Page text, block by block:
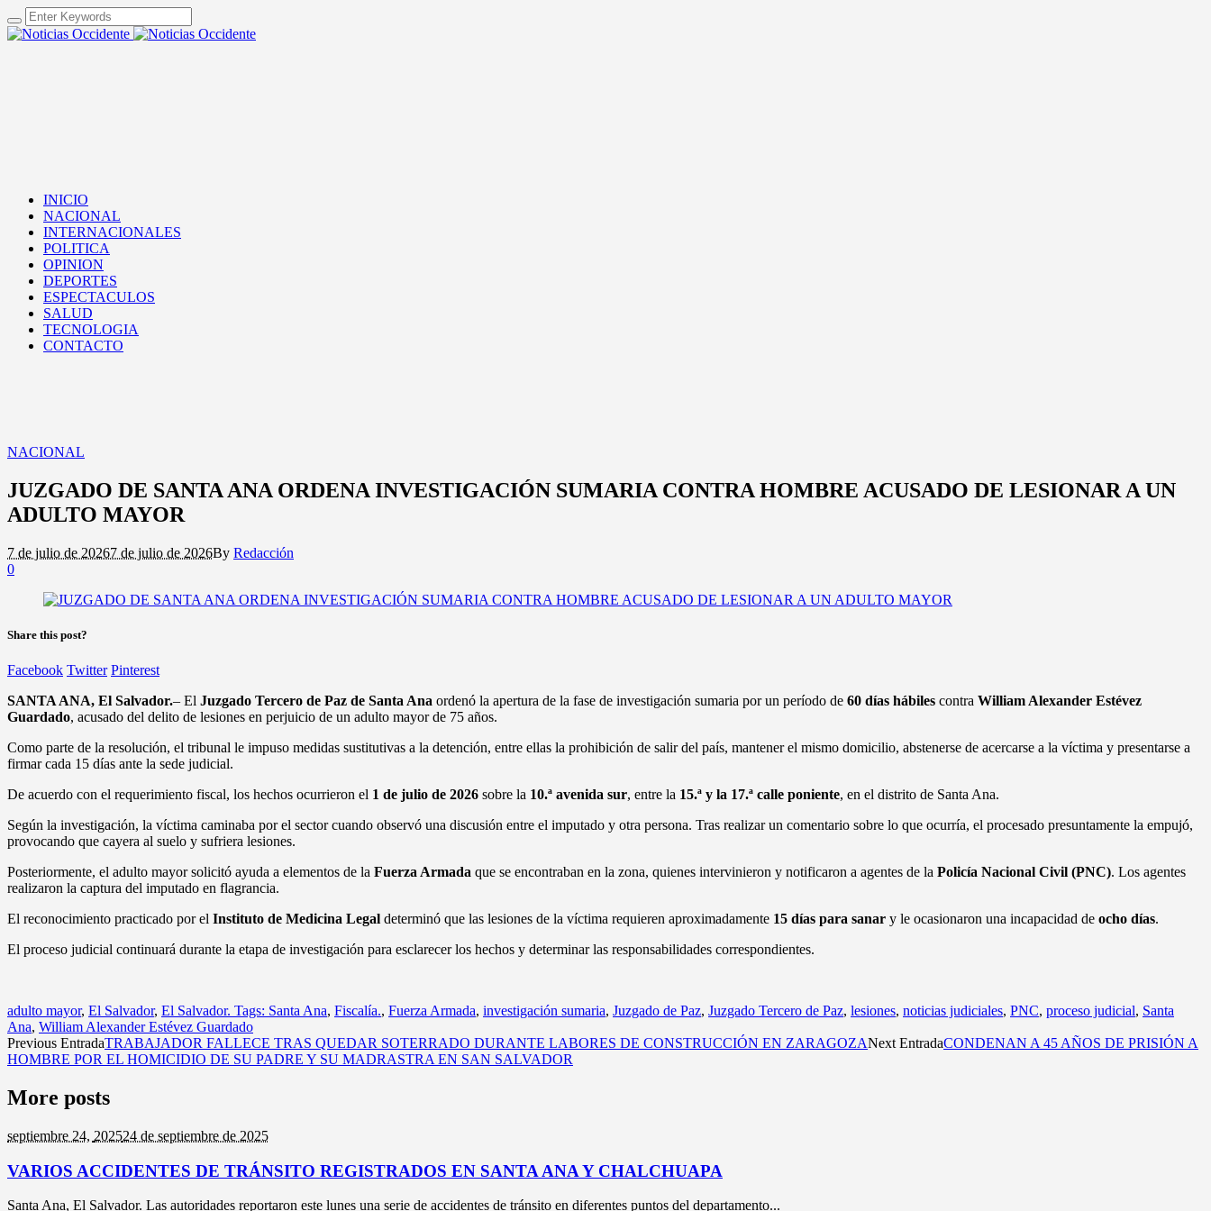
INICIO
NACIONAL
INTERNACIONALES
POLITICA
OPINION
DEPORTES
ESPECTACULOS
SALUD
TECNOLOGIA
CONTACTO
NACIONAL
JUZGADO DE SANTA ANA ORDENA INVESTIGACIÓN SUMARIA CONTRA HOMBRE ACUSADO DE LESIONAR A UN
ADULTO MAYOR
7 de julio de 20267 de julio de 2026By Redacción
0
Share this post?
Facebook Twitter Pinterest
SANTA ANA, El Salvador.– El Juzgado Tercero de Paz de Santa Ana ordenó la apertura de la fase de investigación sumaria por un período de 60 días hábiles contra William Alexander Estévez
Guardado, acusado del delito de lesiones en perjuicio de un adulto mayor de 75 años.
Como parte de la resolución, el tribunal le impuso medidas sustitutivas a la detención, entre ellas la prohibición de salir del país, mantener el mismo domicilio, abstenerse de acercarse a la víctima y presentarse a
firmar cada 15 días ante la sede judicial.
De acuerdo con el requerimiento fiscal, los hechos ocurrieron el 1 de julio de 2026 sobre la 10.ª avenida sur, entre la 15.ª y la 17.ª calle poniente, en el distrito de Santa Ana.
Según la investigación, la víctima caminaba por el sector cuando observó una discusión entre el imputado y otra persona. Tras realizar un comentario sobre lo que ocurría, el procesado presuntamente la empujó,
provocando que cayera al suelo y sufriera lesiones.
Posteriormente, el adulto mayor solicitó ayuda a elementos de la Fuerza Armada que se encontraban en la zona, quienes intervinieron y notificaron a agentes de la Policía Nacional Civil (PNC). Los agentes
realizaron la captura del imputado en flagrancia.
El reconocimiento practicado por el Instituto de Medicina Legal determinó que las lesiones de la víctima requieren aproximadamente 15 días para sanar y le ocasionaron una incapacidad de ocho días.
El proceso judicial continuará durante la etapa de investigación para esclarecer los hechos y determinar las responsabilidades correspondientes.
adulto mayor, El Salvador, El Salvador. Tags: Santa Ana, Fiscalía., Fuerza Armada, investigación sumaria, Juzgado de Paz, Juzgado Tercero de Paz, lesiones, noticias judiciales, PNC, proceso judicial, Santa
Ana, William Alexander Estévez Guardado
Previous EntradaTRABAJADOR FALLECE TRAS QUEDAR SOTERRADO DURANTE LABORES DE CONSTRUCCIÓN EN ZARAGOZANext EntradaCONDENAN A 45 AÑOS DE PRISIÓN A
HOMBRE POR EL HOMICIDIO DE SU PADRE Y SU MADRASTRA EN SAN SALVADOR
More posts
septiembre 24, 202524 de septiembre de 2025
VARIOS ACCIDENTES DE TRÁNSITO REGISTRADOS EN SANTA ANA Y CHALCHUAPA
Santa Ana, El Salvador. Las autoridades reportaron este lunes una serie de accidentes de tránsito en diferentes puntos del departamento...